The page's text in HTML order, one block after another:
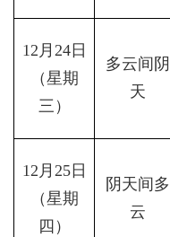
12月24日
（星期
三）
多云间阴
天
12月25日
（星期
四）
阴天间多
云